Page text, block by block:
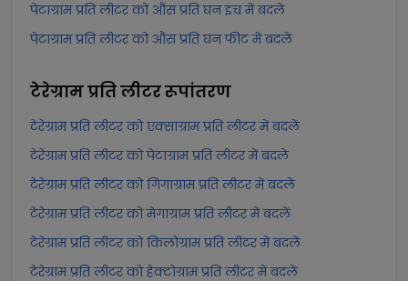
पेटाग्राम प्रति लीटर को औंस प्रति घन इंच में बदलें
पेटाग्राम प्रति लीटर को औंस प्रति घन फीट में बदलें
टेरेग्राम प्रति लीटररूपांतरण
टेरेग्राम प्रति लीटर को एक्साग्राम प्रति लीटर में बदलें
टेरेग्राम प्रति लीटर को पेटाग्राम प्रति लीटर में बदलें
टेरेग्राम प्रति लीटर को गिगाग्राम प्रति लीटर में बदलें
टेरेग्राम प्रति लीटर को मेगाग्राम प्रति लीटर में बदलें
टेरेग्राम प्रति लीटर को किलोग्राम प्रति लीटर में बदलें
टेरेग्राम प्रति लीटर को हेक्टोग्राम प्रति लीटर में बदलें